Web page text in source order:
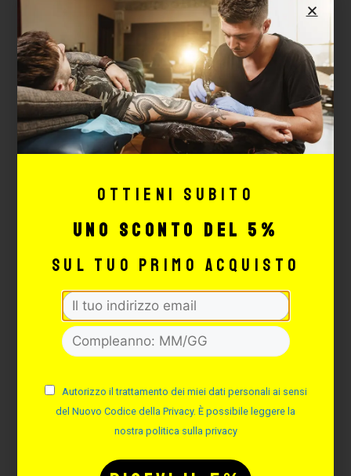
NOSE BONE
Cod. SNB
Disponibilità immediata
AGGIUNGI
Ottieni subito
uno sconto del 5%
sul tuo primo acquisto
Autorizzo il trattamento dei miei dati personali ai sensi
del Nuovo Codice della Privacy. È possibile leggere la
nostra politica sulla privacy